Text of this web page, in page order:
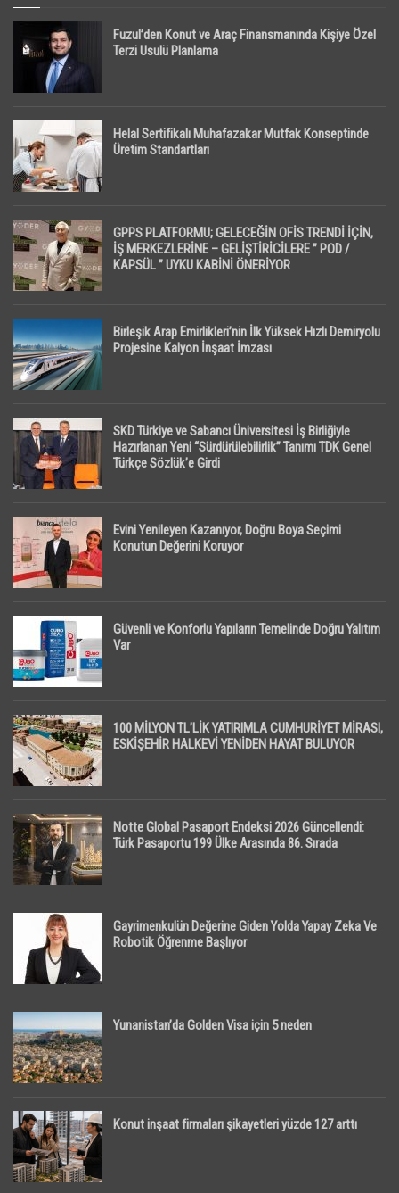
Fuzul’den Konut ve Araç Finansmanında Kişiye Özel
Terzi Usulü Planlama
Helal Sertifikalı Muhafazakar Mutfak Konseptinde
Üretim Standartları
GPPS PLATFORMU; GELECEĞİN OFİS TRENDİ İÇİN,
İŞ MERKEZLERİNE – GELİŞTİRİCİLERE ” POD /
KAPSÜL ” UYKU KABİNİ ÖNERİYOR
Birleşik Arap Emirlikleri’nin İlk Yüksek Hızlı Demiryolu
Projesine Kalyon İnşaat İmzası
SKD Türkiye ve Sabancı Üniversitesi İş Birliğiyle
Hazırlanan Yeni “Sürdürülebilirlik” Tanımı TDK Genel
Türkçe Sözlük’e Girdi
Evini Yenileyen Kazanıyor, Doğru Boya Seçimi
Konutun Değerini Koruyor
Güvenli ve Konforlu Yapıların Temelinde Doğru Yalıtım
Var
100 MİLYON TL’LİK YATIRIMLA CUMHURİYET MİRASI,
ESKİŞEHİR HALKEVİ YENİDEN HAYAT BULUYOR
Notte Global Pasaport Endeksi 2026 Güncellendi:
Türk Pasaportu 199 Ülke Arasında 86. Sırada
Gayrimenkulün Değerine Giden Yolda Yapay Zeka Ve
Robotik Öğrenme Başlıyor
Yunanistan’da Golden Visa için 5 neden
Konut inşaat firmaları şikayetleri yüzde 127 arttı